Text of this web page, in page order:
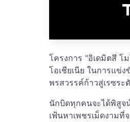
โครงการ "อิเดมิตสึ โ
โอเชียเนีย ในการแข่
พรสวรรค์ก้าวสู่เรซร
นักบิดทุกคนจะได้พิสูจ
เฟ้นหาเพชรเม็ดงาม